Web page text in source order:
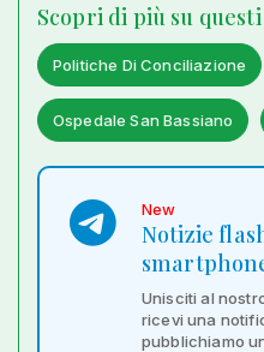
Scopri di più su
Politiche Di Conciliazione
Ospedale San Bassiano
New
Notizie
Unisciti al
ricevi una
pubblichiamo